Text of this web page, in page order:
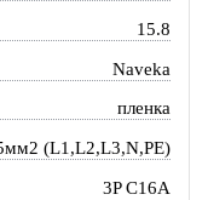
15.8
Naveka
пленка
(L1,L2,L3,N,PE)
3P C16A